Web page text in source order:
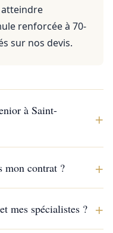
renforcée à 70-
sur nos devis.
à Saint-
+
mon contrat ? +
mes spécialistes ? +